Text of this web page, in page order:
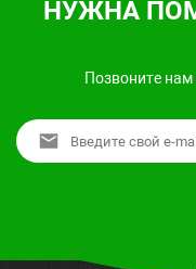
НУЖНА
Позвоните